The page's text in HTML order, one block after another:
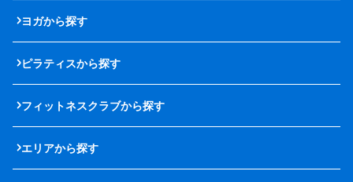
ヨガから探す
ピラティスから探す
フィットネスクラブから探す
エリアから探す